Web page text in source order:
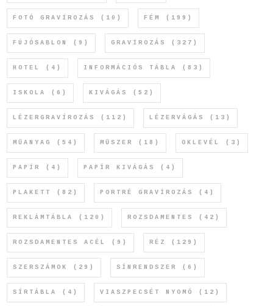
FOTÓ GRAVÍROZÁS (10) FÉM (199)
FÚJÓSABLON (9) GRAVÍROZÁS (327)
HOTEL (4) INFORMÁCIÓS TÁBLA (83)
ISKOLA (6) KIVÁGÁS (52)
LÉZERGRAVÍROZÁS (112) LÉZERVÁGÁS (13)
MŰANYAG (54) MŰSZER (18) OKLEVÉL (3)
PAPÍR (4) PAPÍR KIVÁGÁS (4)
PLAKETT (82) PORTRÉ GRAVÍROZÁS (4)
REKLÁMTÁBLA (120) ROZSDAMENTES (42)
ROZSDAMENTES ACÉL (9) RÉZ (129)
SZERSZÁMOK (29) SÍNRENDSZER (6)
SÍRTÁBLA (4) VIASZPECSÉT NYOMÓ (12)